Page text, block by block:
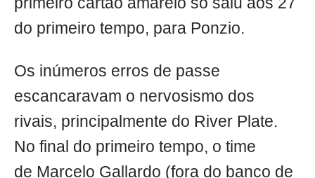
do primeiro tempo, para Ponzio.
Os inúmeros erros de passe
escancaravam o nervosismo dos
rivais, principalmente do River Plate.
No final do primeiro tempo, o time
de Marcelo Gallardo (fora do banco de